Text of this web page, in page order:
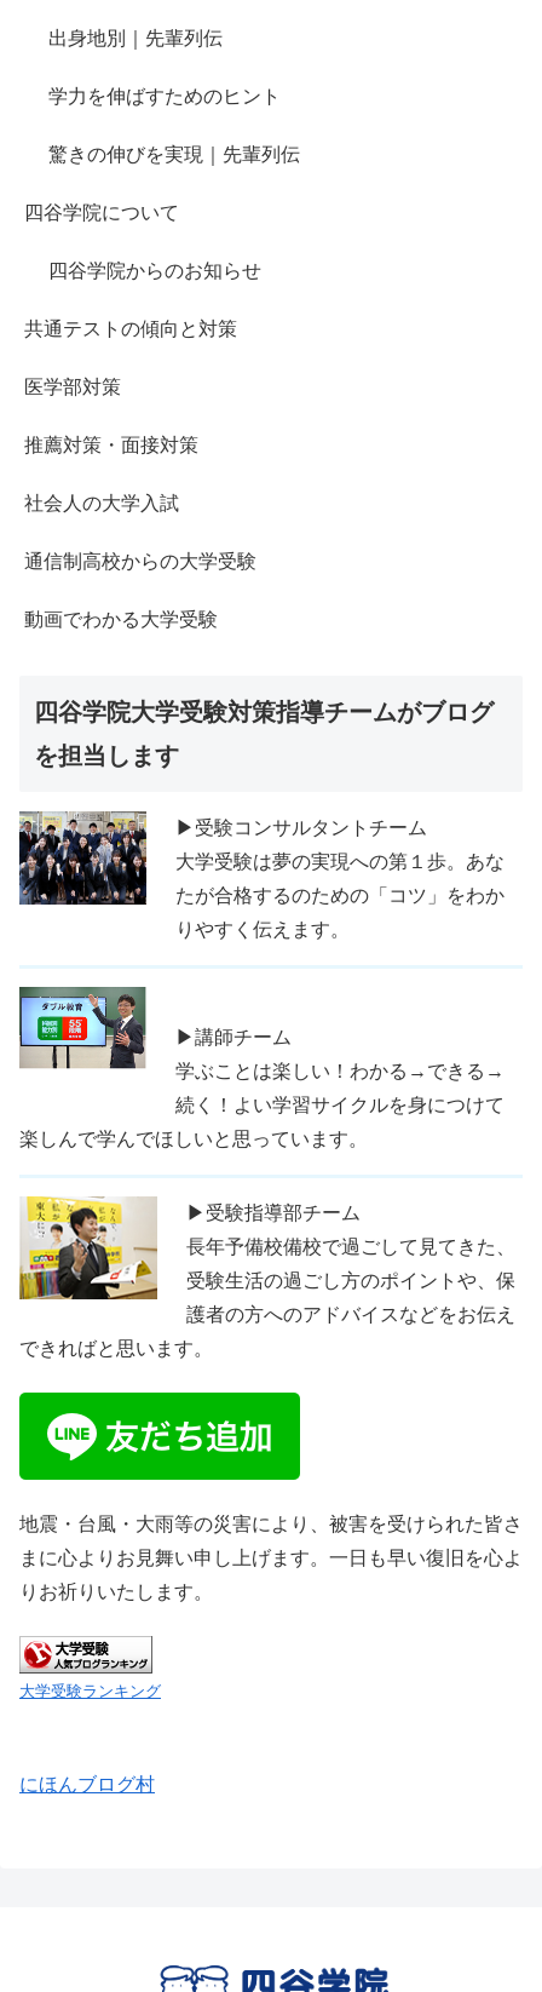
出身地別｜先輩列伝
学力を伸ばすためのヒント
驚きの伸びを実現｜先輩列伝
四谷学院について
四谷学院からのお知らせ
共通テストの傾向と対策
医学部対策
推薦対策・面接対策
社会人の大学入試
通信制高校からの大学受験
動画でわかる大学受験
四谷学院大学受験対策指導チームがブログ
を担当します
▶受験コンサルタントチーム
大学受験は夢の実現への第１歩。あな
たが合格するのための「コツ」をわか
りやすく伝えます。
▶講師チーム
学ぶことは楽しい！わかる→できる→
続く！よい学習サイクルを身につけて
楽しんで学んでほしいと思っています。
▶受験指導部チーム
長年予備校備校で過ごして見てきた、
受験生活の過ごし方のポイントや、保
護者の方へのアドバイスなどをお伝え
できればと思います。
地震・台風・大雨等の災害により、被害を受けられた皆さ
まに心よりお見舞い申し上げます。一日も早い復旧を心よ
りお祈りいたします。
大学受験ランキング
にほんブログ村